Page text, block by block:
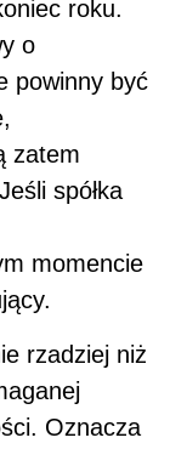
roku.
o
powinny być
zatem
spółka
momencie
rzadziej niż
Oznacza